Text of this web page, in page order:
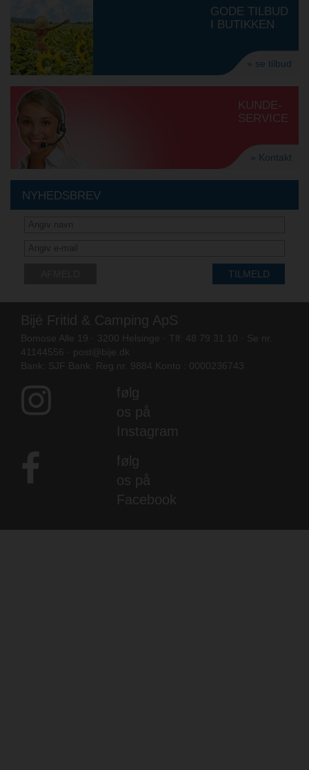
GODE TILBUD
I BUTIKKEN
» se tilbud
KUNDE-
SERVICE
» Kontakt
NYHEDSBREV
TILMELD
Bijé Fritid & Camping ApS
Bomose Alle 19 · 3200 Helsinge · Tlf: 48 79 31 10 · Se nr.
41144556 · post@bije.dk
Bank: SJF Bank: Reg.nr. 9884 Konto : 0000236743
følg
os på
Instagram
følg
os på
Facebook